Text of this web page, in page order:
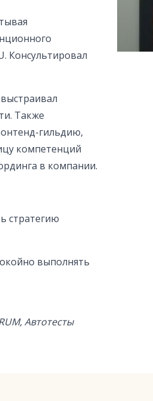
Консультировал
Также
гильдию,
компетенций
в компании.
стратегию
выполнять
Автотесты